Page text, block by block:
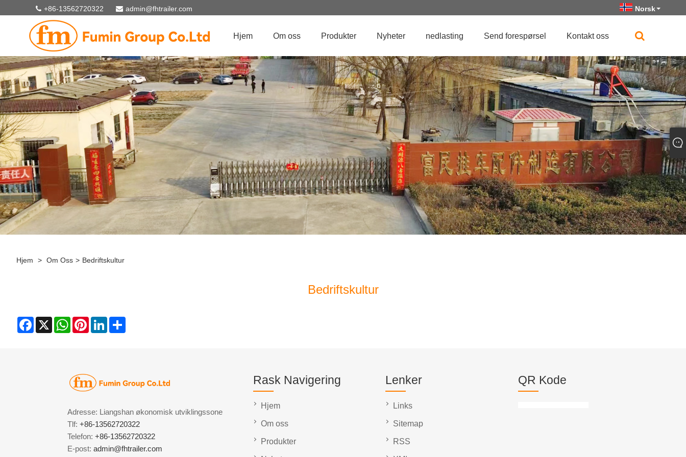
+86-13562720322 admin@fhtrailer.com Norsk‎
Hjem Om oss Produkter Nyheter nedlasting Send forespørsel Kontakt oss
Hjem > Om Oss > Bedriftskultur
Bedriftskultur
Facebook
X WhatsAppPinterestLinkedIn
Adresse: Liangshan økonomisk utviklingssone
Tlf: +86-13562720322
Telefon: +86-13562720322
E-post: admin@fhtrailer.com
Rask Navigering
Hjem
Om oss
Produkter
Lenker
Links
Sitemap
RSS
QR Kode